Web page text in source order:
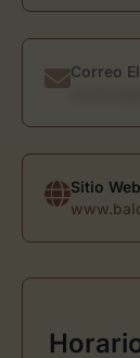
Correo
Sitio Web